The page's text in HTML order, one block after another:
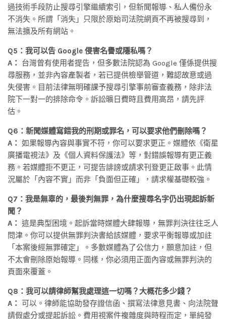
過技術手段防止搜尋引擎繼續索引，但新聞報導、私人備份永
不消失。所謂「消失」只限於原始司法院網頁不再被搜尋到，
無法擴及所有網站。
Q5：我可以告 Google 侵害名譽或隱私嗎？
A： 台灣曾有使用者提告，但多數法院認為 Google 僅係提供搜
尋服務，並非內容產製者，若已提供檢舉管道，難認故意或過
失侵害。目前法律無明確課予搜尋引擎事前審查義務，除非法
院下一對一的排除命令。訴訟曠日費時且費用高昂，請先評
估。
Q6：新聞媒體寫錯我的刑期或罪名，可以要求他們刪除嗎？
A： 如果報導內容與事實不符，你可以要求更正。媒體依《衛星
廣播電視法》及《個人資料保護法》等，對錯誤報導有更正義
務。若媒體拒不更正，可提告誹謗或請求刊登更正啟事。此情
況屬於「內容不實」而非「負面但正確」，請求權基礎較強。
Q7：我是無辜的，最後判無罪，為什麼搜尋名字仍出現起訴新
聞？
A： 這是典型困境。起訴當時媒體大肆報導，無罪判決往往乏人
問津。你可以提供無罪判決書給該媒體，要求平衡報導或加註
「本案後經無罪確定」。多數媒體為了公信力，願意加註，但
不太會刪除原始報導。同樣，你必須用正面內容或無罪判決的
頁面來覆蓋。
Q8：我可以請律師幫我處理這一切嗎？大概花多少錢？
A： 可以。律師能協助發存證信函、撰寫法律意見書、向法院聲
請假處分或提起訴訟。費用視案件複雜度與時程而定，單純發